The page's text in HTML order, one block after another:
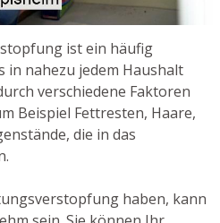
ist ein häufig
in nahezu jedem Haushalt
verschiedene Faktoren
Beispiel Fettresten, Haare,
die in das
haben, kann